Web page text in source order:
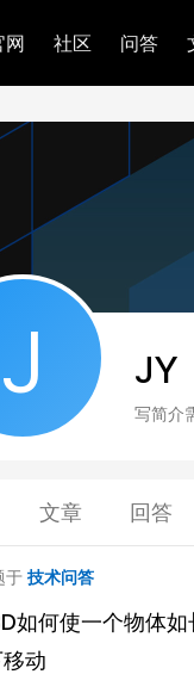
网 社区 问答
J JY
写简介
文章 回答
于 技术问答
如何使一个物体
动